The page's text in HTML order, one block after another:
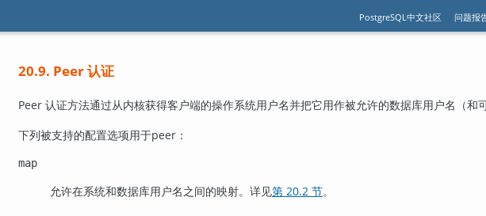
PostgreSQL中文社区 问题报
20.9. Peer 认证
Peer 认证方法通过从内核获得客户端的操作系统用户名并把它用作被允许的数据库用户名（和
下列被支持的配置选项用于peer ：
map
允许在系统和数据库用户名之间的映射。详见第 20.2 节。